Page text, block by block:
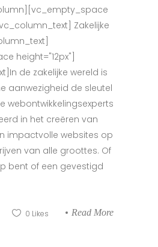
Zakelijke
height="12px"]
de zakelijke wereld is
aanwezigheid de sleutel
webontwikkelingsexperts
in het creëren van
impactvolle websites op
van alle groottes. Of
bent of een gevestigd
0 Likes Read More